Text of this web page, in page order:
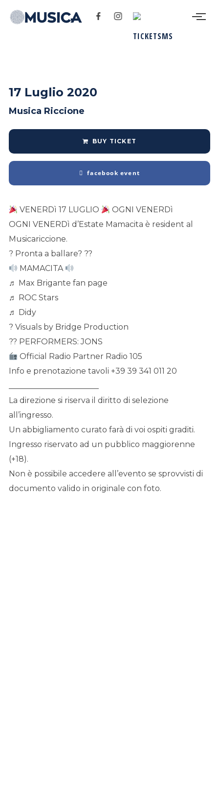
17 Luglio 2020
Musica Riccione
BUY TICKET
facebook event
VENERDì 17 LUGLIO
OGNI VENERDì
OGNI VENERDì d’Estate Mamacita è resident al
Musicariccione.
? Pronta a ballare? ??
MAMACITA
♬ Max Brigante fan page
♬ ROC Stars
♬ Didy
? Visuals by Bridge Production
?? PERFORMERS: JONS
Official Radio Partner Radio 105
Info e prenotazione tavoli +39 39 341 011 20
La direzione si riserva il diritto di selezione
all’ingresso.
Un abbigliamento curato farà di voi ospiti graditi.
Ingresso riservato ad un pubblico maggiorenne
(+18).
Non è possibile accedere all’evento se sprovvisti di
documento valido in originale con foto.